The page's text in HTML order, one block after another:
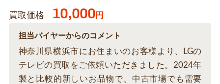
買取価格 10,000円
担当バイヤーからのコメント
神奈川県横浜市にお住まいのお客様より、LGの
テレビの買取をご依頼いただきました。2024年
製と比較的新しいお品物で、中古市場でも需要